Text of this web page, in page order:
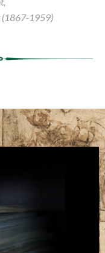
(1867-1959)